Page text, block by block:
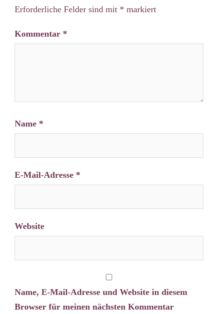
Erforderliche Felder sind mit * markiert
Kommentar *
Name *
E-Mail-Adresse *
Website
Name, E-Mail-Adresse und Website in diesem
Browser für meinen nächsten Kommentar